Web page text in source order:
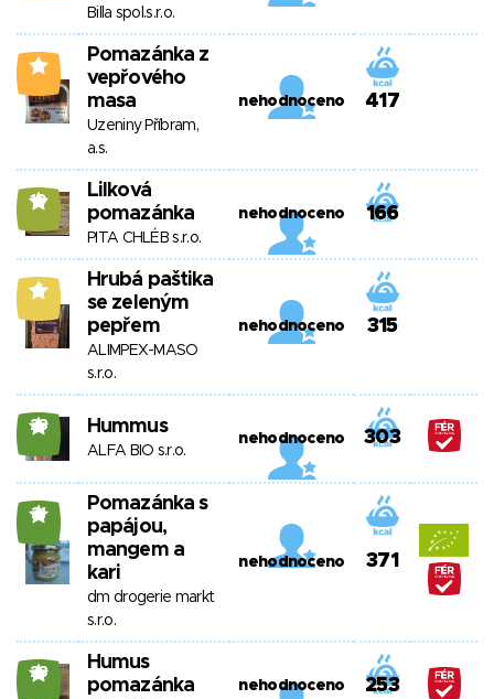
Billa spol.s.r.o.
1
Pomazánka z
vepřového
masa
Uzeniny Příbram,
a.s.
nehodnoceno 417
10
Lilková
pomazánka
PITA CHLÉB s.r.o.
nehodnoceno 166
6
Hrubá paštika
se zeleným
pepřem
ALIMPEX-MASO
s.r.o.
nehodnoceno 315
23 Hummus
ALFA BIO s.r.o.
nehodnoceno 303
21
Pomazánka s
papájou,
mangem a
kari
dm drogerie markt
s.r.o.
nehodnoceno 371
23
Humus
pomazánka
nehodnoceno 253